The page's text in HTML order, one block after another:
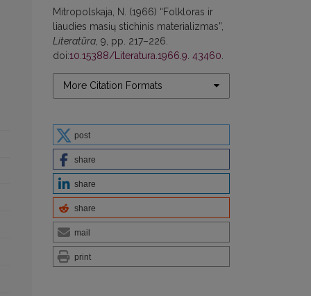
Mitropolskaja, N. (1966) “Folkloras ir
liaudies masių stichinis materializmas”,
Literatūra , 9, pp. 217–226.
doi:10.15388/Literatura.1966.9. 43460
More Citation Formats
post
share
share
share
mail
print